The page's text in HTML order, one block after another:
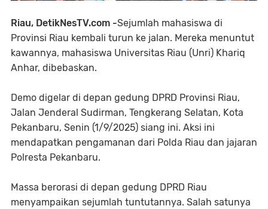
Riau, DetikNesTV.com -Sejumlah mahasiswa di
Provinsi Riau kembali turun ke jalan. Mereka menuntut
kawannya, mahasiswa Universitas Riau (Unri) Khariq
Anhar, dibebaskan.
Demo digelar di depan gedung DPRD Provinsi Riau,
Jalan Jenderal Sudirman, Tengkerang Selatan, Kota
Pekanbaru, Senin (1/9/2025) siang ini. Aksi ini
mendapatkan pengamanan dari Polda Riau dan jajaran
Polresta Pekanbaru.
Massa berorasi di depan gedung DPRD Riau
menyampaikan sejumlah tuntutannya. Salah satunya